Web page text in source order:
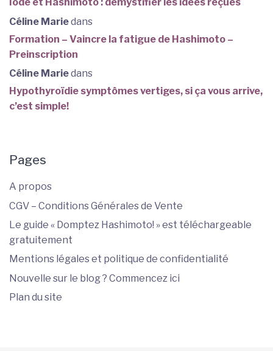
Iode et Hashimoto : démystifier les idées reçues
Céline Mariedans
Formation – Vaincre la fatigue de Hashimoto –
Preinscription
Céline Mariedans
Hypothyroïdie symptômes vertiges, si ça vous arrive,
c’est simple!
Pages
A propos
CGV – Conditions Générales de Vente
Le guide « Domptez Hashimoto! » est téléchargeable
gratuitement
Mentions légales et politique de confidentialité
Nouvelle sur le blog ? Commencez ici
Plan du site